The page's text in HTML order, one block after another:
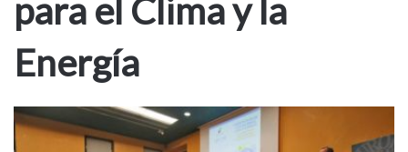
para el Clima y la
Energía